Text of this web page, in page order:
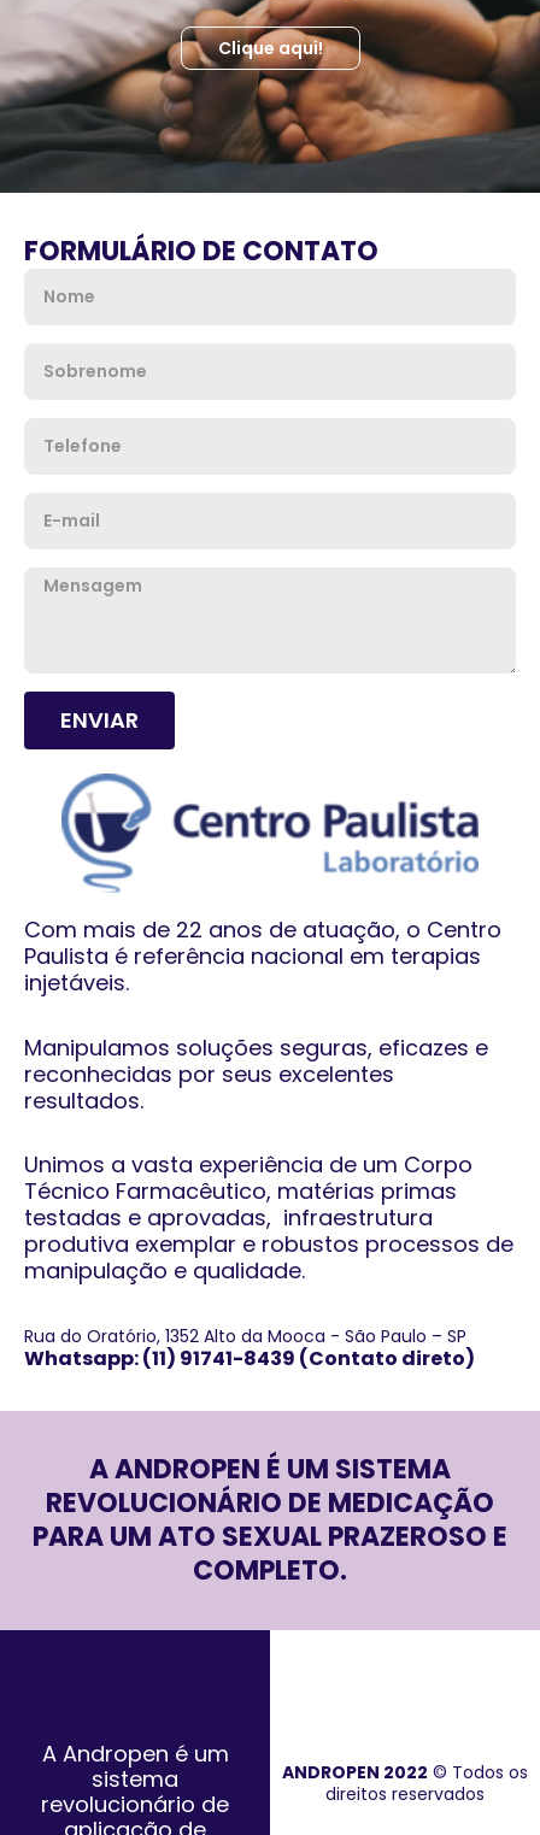
Clique aqui!
FORMULÁRIO DE CONTATO
Mensagem
ENVIAR
Com mais de 22 anos de atuação, o Centro
Paulista é referência nacional em terapias
injetáveis.
Manipulamos soluções seguras, eficazes e
reconhecidas por seus excelentes
resultados.
Unimos a vasta experiência de um Corpo
Técnico Farmacêutico, matérias primas
testadas e aprovadas, infraestrutura
produtiva exemplar e robustos processos de
manipulação e qualidade.
Rua do Oratório, 1352 Alto da Mooca - São Paulo – SP
Whatsapp: (11) 91741-8439 (Contato direto)
A ANDROPEN É UM SISTEMA
REVOLUCIONÁRIO DE MEDICAÇÃO
PARA UM ATO SEXUAL PRAZEROSO E
COMPLETO.
A Andropen é um
sistema
revolucionário de
aplicação de
ANDROPEN 2022 © Todos os
direitos reservados